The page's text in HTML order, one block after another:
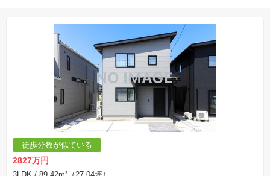
※建築条件土地の情報内に掲載されている、建物プラン例は、土地購入者の設計プランの参考
の一例であって、プランの採用可否は任意です。
※土地（建築条件なし）で「建物プラン例」が表記してある時、そのプラン例は特定の建築請
負会社によるもので、当該建築請負会社以外で建てた場合、同様のものが同価格で建てられる
とは限りません。また建築請負会社を特定するものではありません。
※建築条件付き土地とは、その土地に建築する建物の建築請負契約が、一定期間内に成立する
ことを条件として売買される土地のことをいいます。建築請負契約成立に向けて設計プランを
協議するため、土地購入者が自己の希望する建物の設計協議をするために必要な相当の期間の
交渉期間が設定され、その期間内で希望を満たすプランが実現できたかどうかにより結論を出
します。なお、この期間は概ね3ヶ月程度とされています。納得のいくプランが出来ず、建築請
負契約が成立しない場合、土地売買契約は白紙に戻り、土地契約にかかった代金（土地代金、
手付金など）は名目のいかんに関わらず、全て返却されます。
※課税対象物件の「価格」や「費用等」は消費税込みの「総額表示」で統一しています。
※「本体価格」とは、課税対象物件においては「消費税を除いた建物価格」と「土地価格」の
合計額を指します。
表示されておりません。
※取引にかかる費用：物件の契約手続き、決済、引き渡し時にかかる費用を表示しています。
徒歩分数が似ている
2827万円